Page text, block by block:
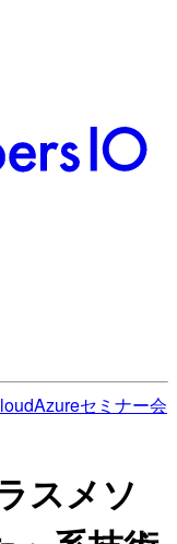
Azureセミナー会
スメソ